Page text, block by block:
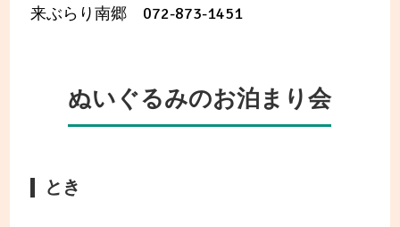
来ぶらり南郷 072-873-1451
ぬいぐるみのお泊まり会
とき